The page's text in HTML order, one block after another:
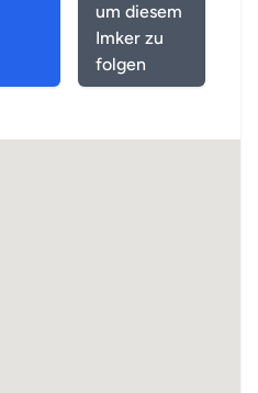
um diesem
Imker zu
folgen